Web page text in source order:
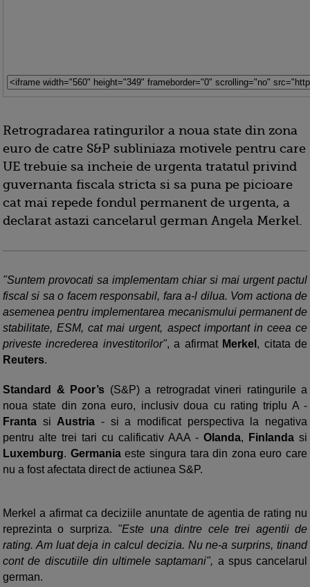
Retrogradarea ratingurilor a noua state din zona
euro de catre S&P subliniaza motivele pentru care
UE trebuie sa incheie de urgenta tratatul privind
guvernanta fiscala stricta si sa puna pe picioare
cat mai repede fondul permanent de urgenta, a
declarat astazi cancelarul german Angela Merkel.
"Suntem provocati sa implementam chiar si mai urgent pactul
fiscal si sa o facem responsabil, fara a-l dilua. Vom actiona de
asemenea pentru implementarea mecanismului permanent de
stabilitate, ESM, cat mai urgent, aspect important in ceea ce
priveste increderea investitorilor", a afirmat Merkel , citata de
Reuters.
Standard & Poor’s (S&P) a retrogradat vineri ratingurile a
noua state din zona euro, inclusiv doua cu rating triplu A -
Franta si Austria- si a modificat perspectiva la negativa
pentru alte trei tari cu calificativ AAA - Olanda, Finlanda si
Luxemburg. Germaniaeste singura tara din zona euro care
nu a fost afectata direct de actiunea S&P.
Merkel a afirmat ca deciziile anuntate de agentia de rating nu
reprezinta o surpriza. "Este una dintre cele trei agentii de
rating. Am luat deja in calcul decizia. Nu ne-a surprins, tinand
cont de discutiile din ultimele saptamani", a spus cancelarul
german.